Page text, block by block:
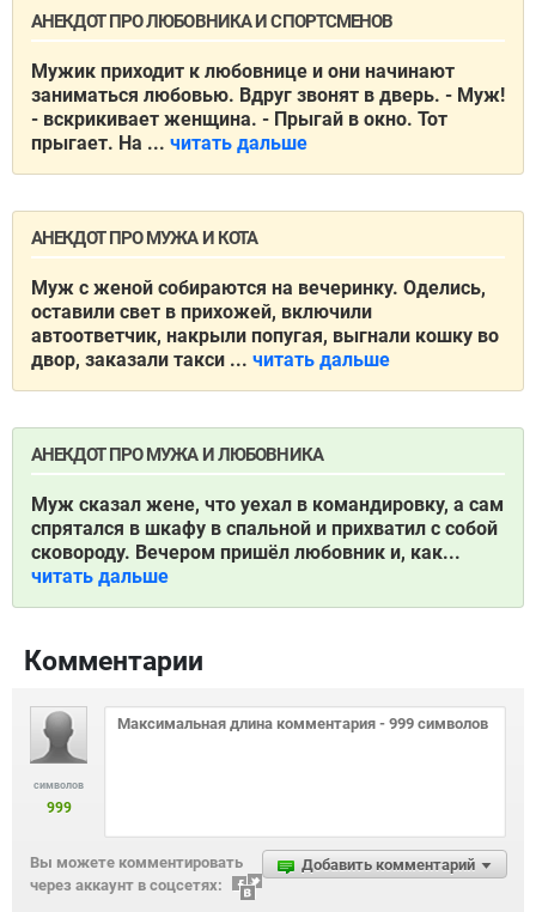
АНЕКДОТ ПРО ЛЮБОВНИКА И СПОРТСМЕНОВ
Мужик приходит к любовнице и они начинают
заниматься любовью. Вдруг звонят в дверь. - Муж!
- вскрикивает женщина. - Прыгай в окно. Тот
прыгает. На ... читать дальше
АНЕКДОТ ПРО МУЖА И КОТА
Муж с женой собираются на вечеринку. Оделись,
оставили свет в прихожей, включили
автоответчик, накрыли попугая, выгнали кошку во
двор, заказали такси ... читать дальше
АНЕКДОТ ПРО МУЖА И ЛЮБОВНИКА
Муж сказал жене, что уехал в командировку, а сам
спрятался в шкафу в спальной и прихватил с собой
сковороду. Вечером пришёл любовник и, как...
читать дальше
Комментарии
символов
999
Добавить комментарий
Вы можете комментировать
через аккаунт в соцсетях: